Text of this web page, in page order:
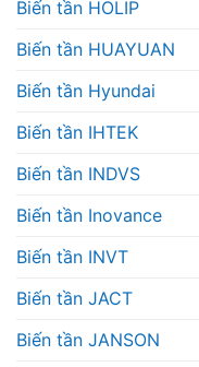
Biến tần HOLIP
Biến tần HUAYUAN
Biến tần Hyundai
Biến tần IHTEK
Biến tần INDVS
Biến tần Inovance
Biến tần INVT
Biến tần JACT
Biến tần JANSON